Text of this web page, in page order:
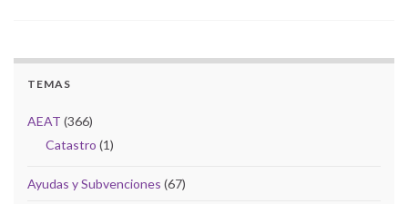
TEMAS
AEAT (366)
Catastro (1)
Ayudas y Subvenciones (67)